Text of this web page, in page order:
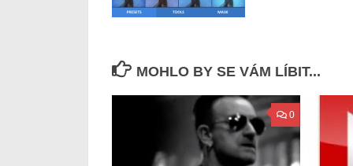
MOHLO BY SE VÁM LÍBIT...
0